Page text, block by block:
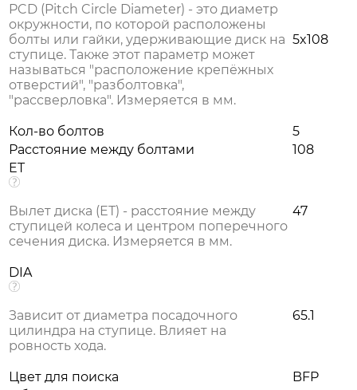
PCD (Pitch Circle Diameter) - это диаметр
окружности, по которой расположены
болты или гайки, удерживающие диск на
ступице. Также этот параметр может
называться "расположение крепёжных
отверстий", "разболтовка",
"рассверловка". Измеряется в мм.
5x108
Кол-во болтов
5
Расстояние между болтами
108
ET
Вылет диска (ЕТ) - расстояние между
ступицей колеса и центром поперечного
сечения диска. Измеряется в мм.
47
DIA
Зависит от диаметра посадочного
цилиндра на ступице. Влияет на
ровность хода.
65.1
Цвет для поиска
BFP